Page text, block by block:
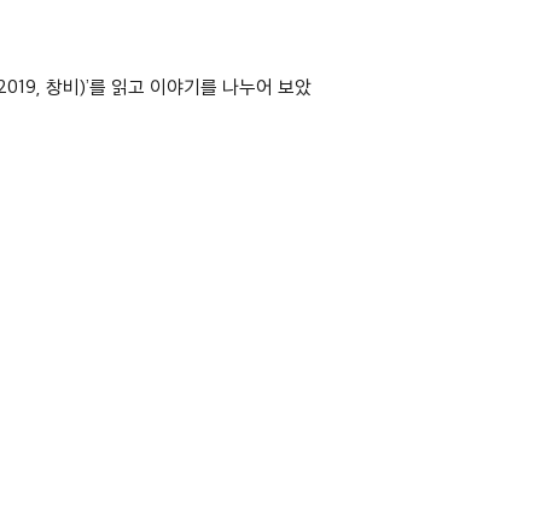
창비)’를 읽고 이야기를 나누어 보았